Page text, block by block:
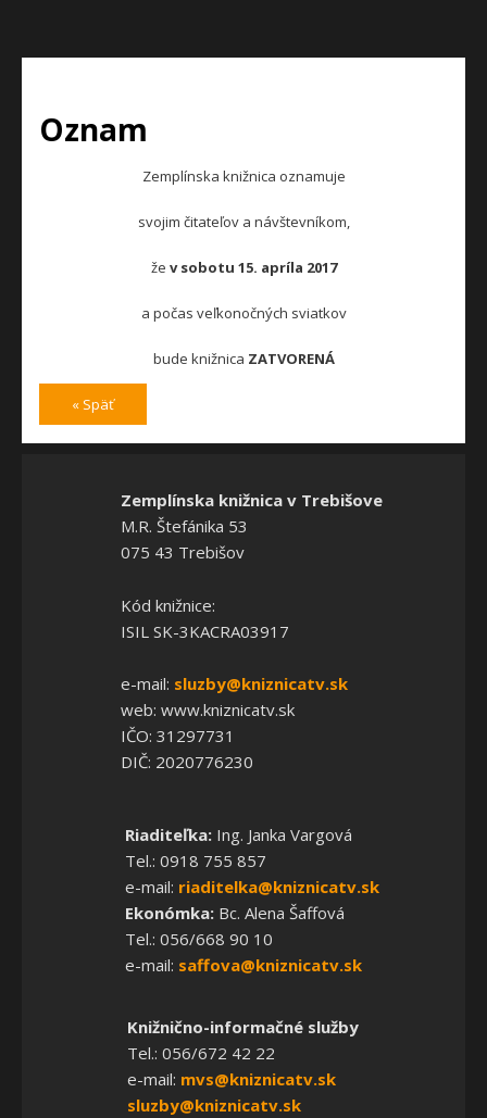
Oznam
Zemplínska knižnica oznamuje
svojim čitateľov a návštevníkom,
že v sobotu 15. apríla 2017
a počas veľkonočných sviatkov
bude knižnica ZATVORENÁ
« Späť
Zemplínska knižnica v Trebišove
M.R. Štefánika 53
075 43 Trebišov
Kód knižnice:
ISIL SK-3KACRA03917
e-mail: sluzby@kniznicatv.sk
web: www.kniznicatv.sk
IČO: 31297731
DIČ: 2020776230
Riaditeľka:Ing. Janka Vargová
Tel.: 0918 755 857
e-mail: riaditelka@kniznicatv.sk
Ekonómka:Bc. Alena Šaffová
Tel.: 056/668 90 10
e-mail: saffova@kniznicatv.sk
Knižnično-informačné služby
Tel.: 056/672 42 22
e-mail: mvs@kniznicatv.sk
sluzby@kniznicatv.sk